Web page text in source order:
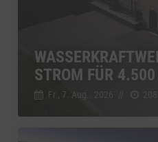
STROM FÜR
Fr., 7. Aug.. 2026